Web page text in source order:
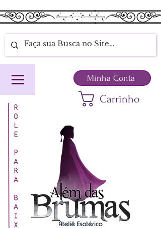
Carrinho
Minha Conta